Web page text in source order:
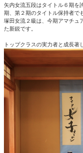
矢内女流五段はタイトル６期を
期、第２期のタイトル保持者で
塚田女流２級は、今期アマチュ
た新鋭です。
トップクラスの実力者と成長著